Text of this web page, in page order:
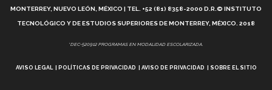
¿Cómo es el Modelo Educativo Tec? (video)
Vida Tec: Feminismo e Inteligencia Artificial, Paola
MONTERREY, NUEVO LEÓN, MÉXICO | TEL. +52 (81) 8358-2000 D.R.© INSTITUTO
TECNOLÓGICO Y DE ESTUDIOS SUPERIORES DE MONTERREY, MÉXICO. 2018
*DEC-520912 PROGRAMAS EN MODALIDAD ESCOLARIZADA.
AVISO LEGAL POLÍTICAS DE PRIVACIDAD AVISO DE PRIVACIDAD SOBRE EL SITIO